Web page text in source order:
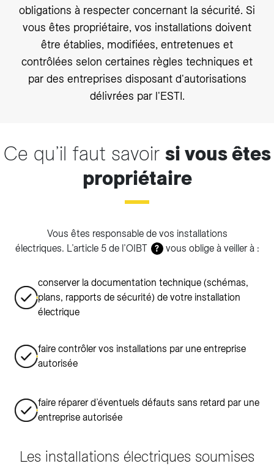
obligations à respecter concernant la sécurité. Si
vous êtes propriétaire, vos installations doivent
être établies, modifiées, entretenues et
contrôlées selon certaines règles techniques et
par des entreprises disposant d'autorisations
délivrées par l'ESTI.
Ce qu’il faut savoir si vous êtes
propriétaire
Vous êtes responsable de vos installations
électriques. L’article 5 de l’OIBT
? vous oblige à veiller à :
conserver la documentation technique (schémas,
plans, rapports de sécurité) de votre installation
électrique
faire contrôler vos installations par une entreprise
autorisée
faire réparer d’éventuels défauts sans retard par une
entreprise autorisée
Les installations électriques soumises